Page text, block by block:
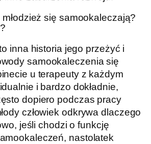
się samookaleczają?
inna historia jego przeżyć i
samookaleczenia się
u terapeuty z każdym
i bardzo dokładnie,
dopiero podczas pracy
człowiek odkrywa dlaczego
jeśli chodzi o funkcję
nastolatek